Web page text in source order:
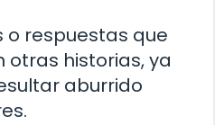
o respuestas que
historias, ya
aburrido